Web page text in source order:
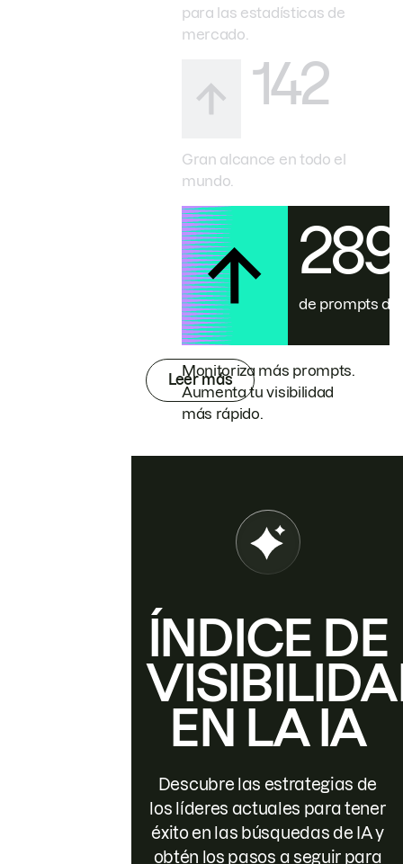
para las estadísticas de
mercado.
142
Gran alcance en todo el
mundo.
de prompts de
Monitoriza más prompts.
Aumenta tu visibilidad
más rápido.
Leer más
ÍNDICE DE
EN LA IA
Descubre las estrategias de
los líderes actuales para tener
éxito en las búsquedas de IA y
obtén los pasos a seguir para